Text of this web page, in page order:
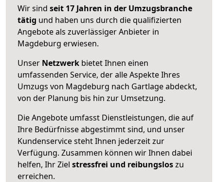
Wir sind seit 17 Jahren in der Umzugsbranche
tätig und haben uns durch die qualifizierten
Angebote als zuverlässiger Anbieter in
Magdeburg erwiesen.
Unser Netzwerk bietet Ihnen einen
umfassenden Service, der alle Aspekte Ihres
Umzugs von Magdeburg nach Gartlage abdeckt,
von der Planung bis hin zur Umsetzung.
Die Angebote umfasst Dienstleistungen, die auf
Ihre Bedürfnisse abgestimmt sind, und unser
Kundenservice steht Ihnen jederzeit zur
Verfügung. Zusammen können wir Ihnen dabei
helfen, Ihr Ziel stressfrei und reibungsloszu
erreichen.